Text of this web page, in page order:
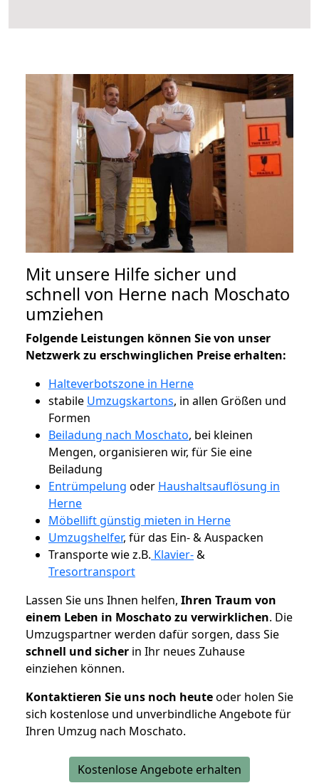
Mit unsere Hilfe sicher und
schnell von Herne nach Moschato
umziehen
Folgende Leistungen können Sie von unser
Netzwerk zu erschwinglichen Preise erhalten:
Halteverbotszone in Herne
stabile Umzugskartons, in allen Größen und
Formen
Beiladung nach Moschato, bei kleinen
Mengen, organisieren wir, für Sie eine
Beiladung
Entrümpelung oder Haushaltsauflösung in
Herne
Möbellift günstig mieten in Herne
Umzugshelfer, für das Ein- & Auspacken
Transporte wie z.B. Klavier-&
Tresortransport
Lassen Sie uns Ihnen helfen, Ihren Traum von
einem Leben in Moschato zu verwirklichen. Die
Umzugspartner werden dafür sorgen, dass Sie
schnell und sicher in Ihr neues Zuhause
einziehen können.
Kontaktieren Sie uns noch heuteoder holen Sie
sich kostenlose und unverbindliche Angebote für
Ihren Umzug nach Moschato.
Kostenlose Angebote erhalten